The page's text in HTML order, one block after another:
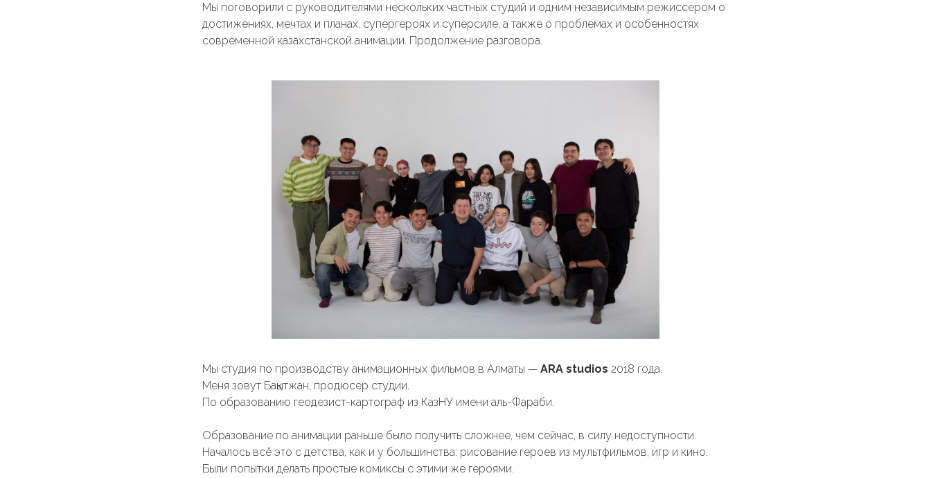
Мы поговорили с руководителями нескольких частных студий и одним независимым режиссером о
достижениях, мечтах и планах, супергероях и суперсиле, а также о проблемах и особенностях
современной казахстанской анимации. Продолжение разговора.
Мы студия по производству анимационных фильмов в Алматы — ARA studios 2018 года.
Меня зовут Бақытжан, продюсер студии.
По образованию геодезист-картограф из КазНУ имени аль-Фараби.
Образование по анимации раньше было получить сложнее, чем сейчас, в силу недоступности.
Началось всё это с детства, как и у большинства: рисование героев из мультфильмов, игр и кино.
Были попытки делать простые комиксы с этими же героями.